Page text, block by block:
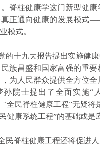
脊柱健康学这门新型健康
真正通向健康的发展模式
模式。
的十九大报告提出实施健
民族昌盛和国家富强的重要
为人民群众提供全方位全
孙院士提出了全面实施“
“全民脊柱健康工程”无疑将
健康系统工程”的基础或是
民脊柱健康工程还将促进